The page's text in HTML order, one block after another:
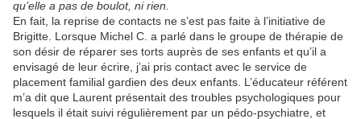
qu’elle a pas de boulot, ni rien.
En fait, la reprise de contacts ne s’est pas faite à l’initiative de
Brigitte. Lorsque Michel C. a parlé dans le groupe de thérapie de
son désir de réparer ses torts auprès de ses enfants et qu’il a
envisagé de leur écrire, j’ai pris contact avec le service de
placement familial gardien des deux enfants. L’éducateur référent
m’a dit que Laurent présentait des troubles psychologiques pour
lesquels il était suivi régulièrement par un pédo-psychiatre, et